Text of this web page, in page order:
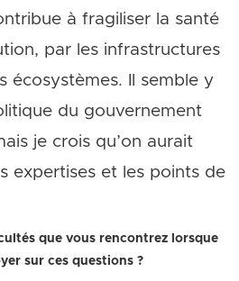
à fragiliser la santé
par les infrastructures
écosystèmes. Il semble y
du gouvernement
je crois qu’on aurait
expertises et les points de
que vous rencontrez lorsque
sur ces questions ?